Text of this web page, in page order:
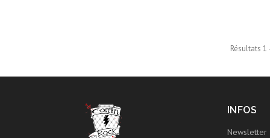
Résultats 1
INFOS
Newsletter